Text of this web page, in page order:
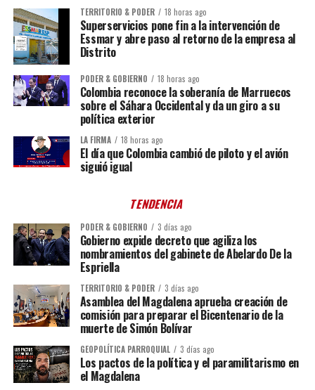
TERRITORIO & PODER 18 horas ago
Superservicios pone fin a la intervención de
Essmar y abre paso al retorno de la empresa al
Distrito
PODER & GOBIERNO 18 horas ago
Colombia reconoce la soberanía de Marruecos
sobre el Sáhara Occidental y da un giro a su
política exterior
LA FIRMA 18 horas ago
El día que Colombia cambió de piloto y el avión
siguió igual
TENDENCIA
PODER & GOBIERNO 3 días ago
Gobierno expide decreto que agiliza los
nombramientos del gabinete de Abelardo De la
Espriella
TERRITORIO & PODER 3 días ago
Asamblea del Magdalena aprueba creación de
comisión para preparar el Bicentenario de la
muerte de Simón Bolívar
GEOPOLÍTICA PARROQUIAL 3 días ago
Los pactos de la política y el paramilitarismo en
el Magdalena